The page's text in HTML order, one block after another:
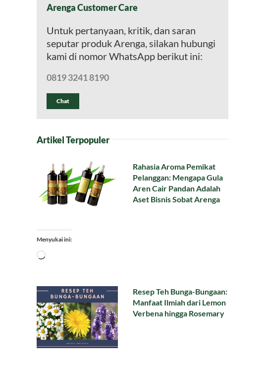
Arenga Customer Care
Untuk pertanyaan, kritik, dan saran
seputar produk Arenga, silakan hubungi
kami di nomor WhatsApp berikut ini:
0819 3241 8190
Chat
Artikel Terpopuler
Rahasia Aroma Pemikat
Pelanggan: Mengapa Gula
Aren Cair Pandan Adalah
Aset Bisnis Sobat Arenga
Menyukai ini:
Memuat...
Resep Teh Bunga-Bungaan:
Manfaat Ilmiah dari Lemon
Verbena hingga Rosemary